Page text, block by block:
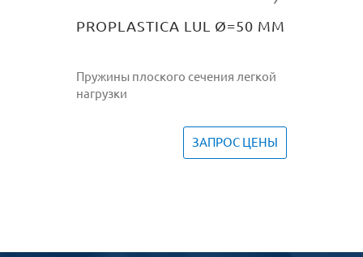
PROPLASTICA LUL Ø=50 ММ
Пружины плоского сечения легкой
нагрузки
ЗАПРОС ЦЕНЫ